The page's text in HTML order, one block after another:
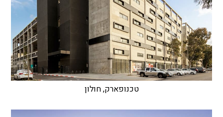
טכנופארק, חולון